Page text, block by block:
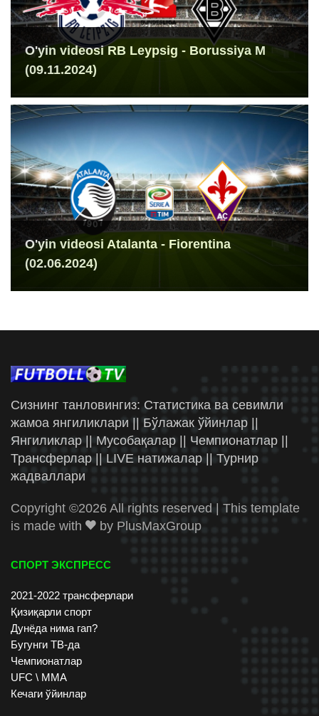
O'yin videosi RB Leypsig - Borussiya M
(09.11.2024)
O'yin videosi Atalanta - Fiorentina
(02.06.2024)
Сизнинг танловингиз: Статистика ва севимли
жамоа янгиликлари || Бўлажак ўйинлар ||
Янгиликлар || Мусобақалар || Чемпионатлар ||
Трансферлар || LIVE натижалар || Турнир
жадваллари
Copyright ©2026 All rights reserved | This template
is made with
by PlusMaxGroup
СПОРТ ЭКСПРЕСС
2021-2022 трансферлари
Қизиқарли спорт
Дунёда нима гап?
Бугунги ТВ-да
Чемпионатлар
UFC \ ММА
Кечаги ўйинлар